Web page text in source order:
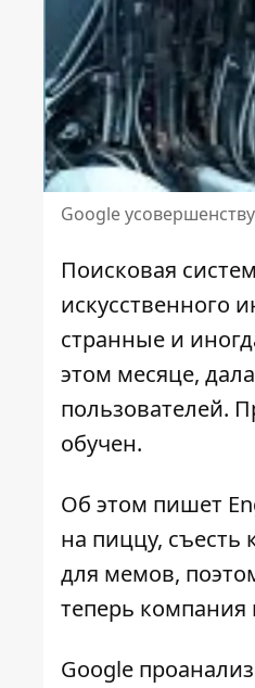
Google
Поисковая
искусственного
странные и
этом месяце,
пользователей.
обучен.
Об этом пишет
на пиццу,
для мемов,
теперь компания
Google